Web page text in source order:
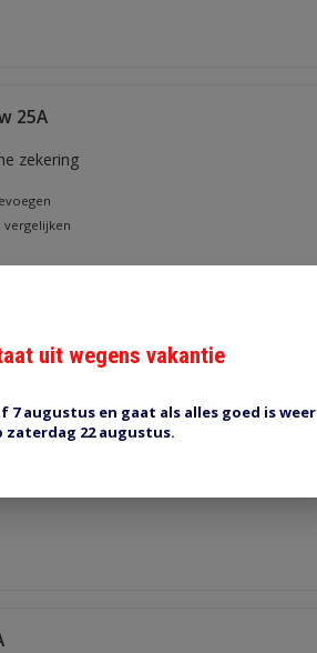
25A
zekering
zekering
uit wegens vakantie
augustus en gaat als alles goed is weer
zaterdag 22 augustus.